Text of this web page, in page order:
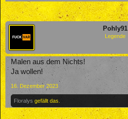
Pohly91
Legende
Malen aus dem Nichts!
Ja wollen!
16. Dezember 2023
Floralys gefällt das.